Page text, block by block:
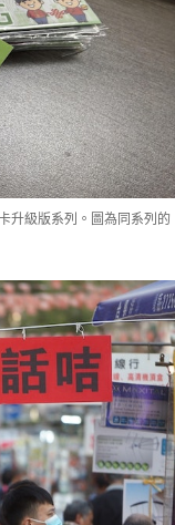
升級版系列。圖為同系列的